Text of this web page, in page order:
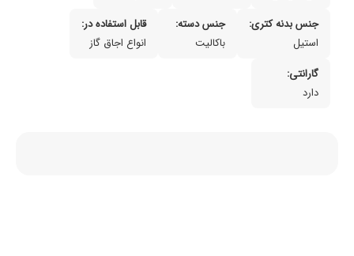
جنس بدنه کتری:
استیل
جنس دسته:
باکالیت
قابل استفاده در:
انواع اجاق گاز
گارانتی:
دارد